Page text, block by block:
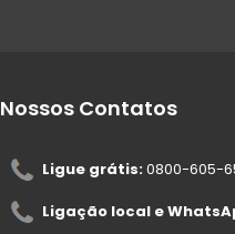
Nossos Contatos
Ligue grátis:0800-605-
Ligação local e